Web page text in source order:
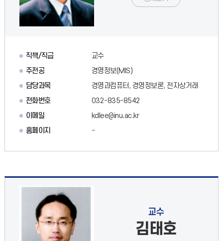
직책/직급
교수
주전공
경영정보(MIS)
담당과목
경영과컴퓨터, 경영정보론, 전자상거래
전화번호
032-835-8542
이메일
kdlee@inu.ac.kr
홈페이지
-
교수
김태호